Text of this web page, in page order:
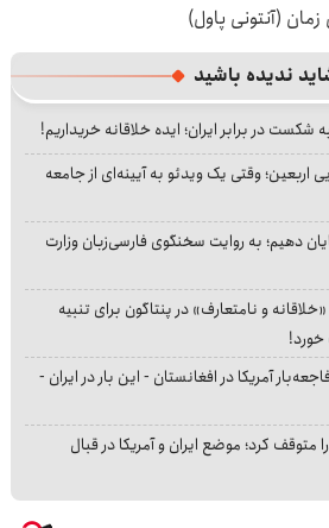
ندیده باشید
شکست در برابر ایران؛ ایده خلاقانه خریداریم!
اربعین؛ وقتی یک ویدئو به آیینه‌ای از جامعه
دهیم؛ به روایت سخنگوی فارسی‌زبان وزارت
و نامتعارف» در پنتاگون برای تنبیه
خورد!
آمریکا در افغانستان - این بار در ایران -
متوقف کرد؛ موضع ایران و آمریکا در قبال